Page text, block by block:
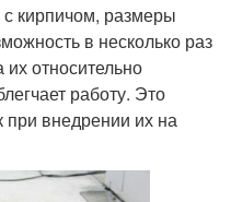
кирпичом, размеры
в несколько раз
их относительно
работу. Это
при внедрении их на